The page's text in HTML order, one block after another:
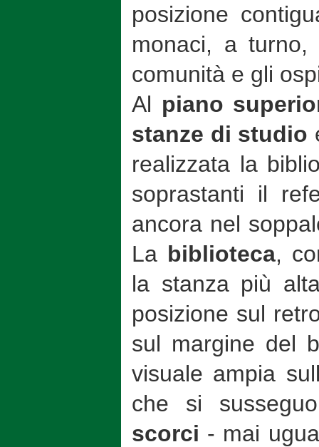
posizione
monaci, a
comunità e gli
Al piano
stanze di studio
realizzata la
soprastanti il
ancora nel
La biblioteca,
la stanza più
posizione sul
sul margine del
visuale ampia
che si
scorci - mai